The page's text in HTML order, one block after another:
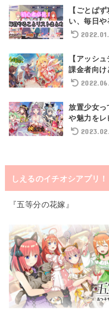
【ごとぱ
い、毎日や
【アッシ
課金者向け
放置少女っ
や魅力をレ
しえるのイチオシアプリ！
『五等分の花嫁』